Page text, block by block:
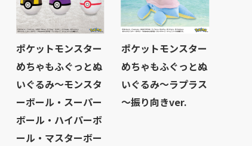
ポケットモンスター
めちゃもふぐっとぬ
いぐるみ～モンスタ
ーボール・スーパー
ボール・ハイパーボ
ール・マスターボー
ポケットモンスター
めちゃもふぐっとぬ
いぐるみ～ラプラス
～振り向きver.